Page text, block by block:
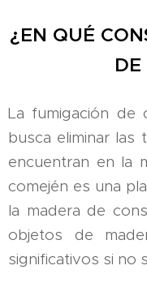
¿EN QUÉ
DE
La fumigación de
busca eliminar las
encuentran en la
comején es una
la madera de
objetos de
significativos si no